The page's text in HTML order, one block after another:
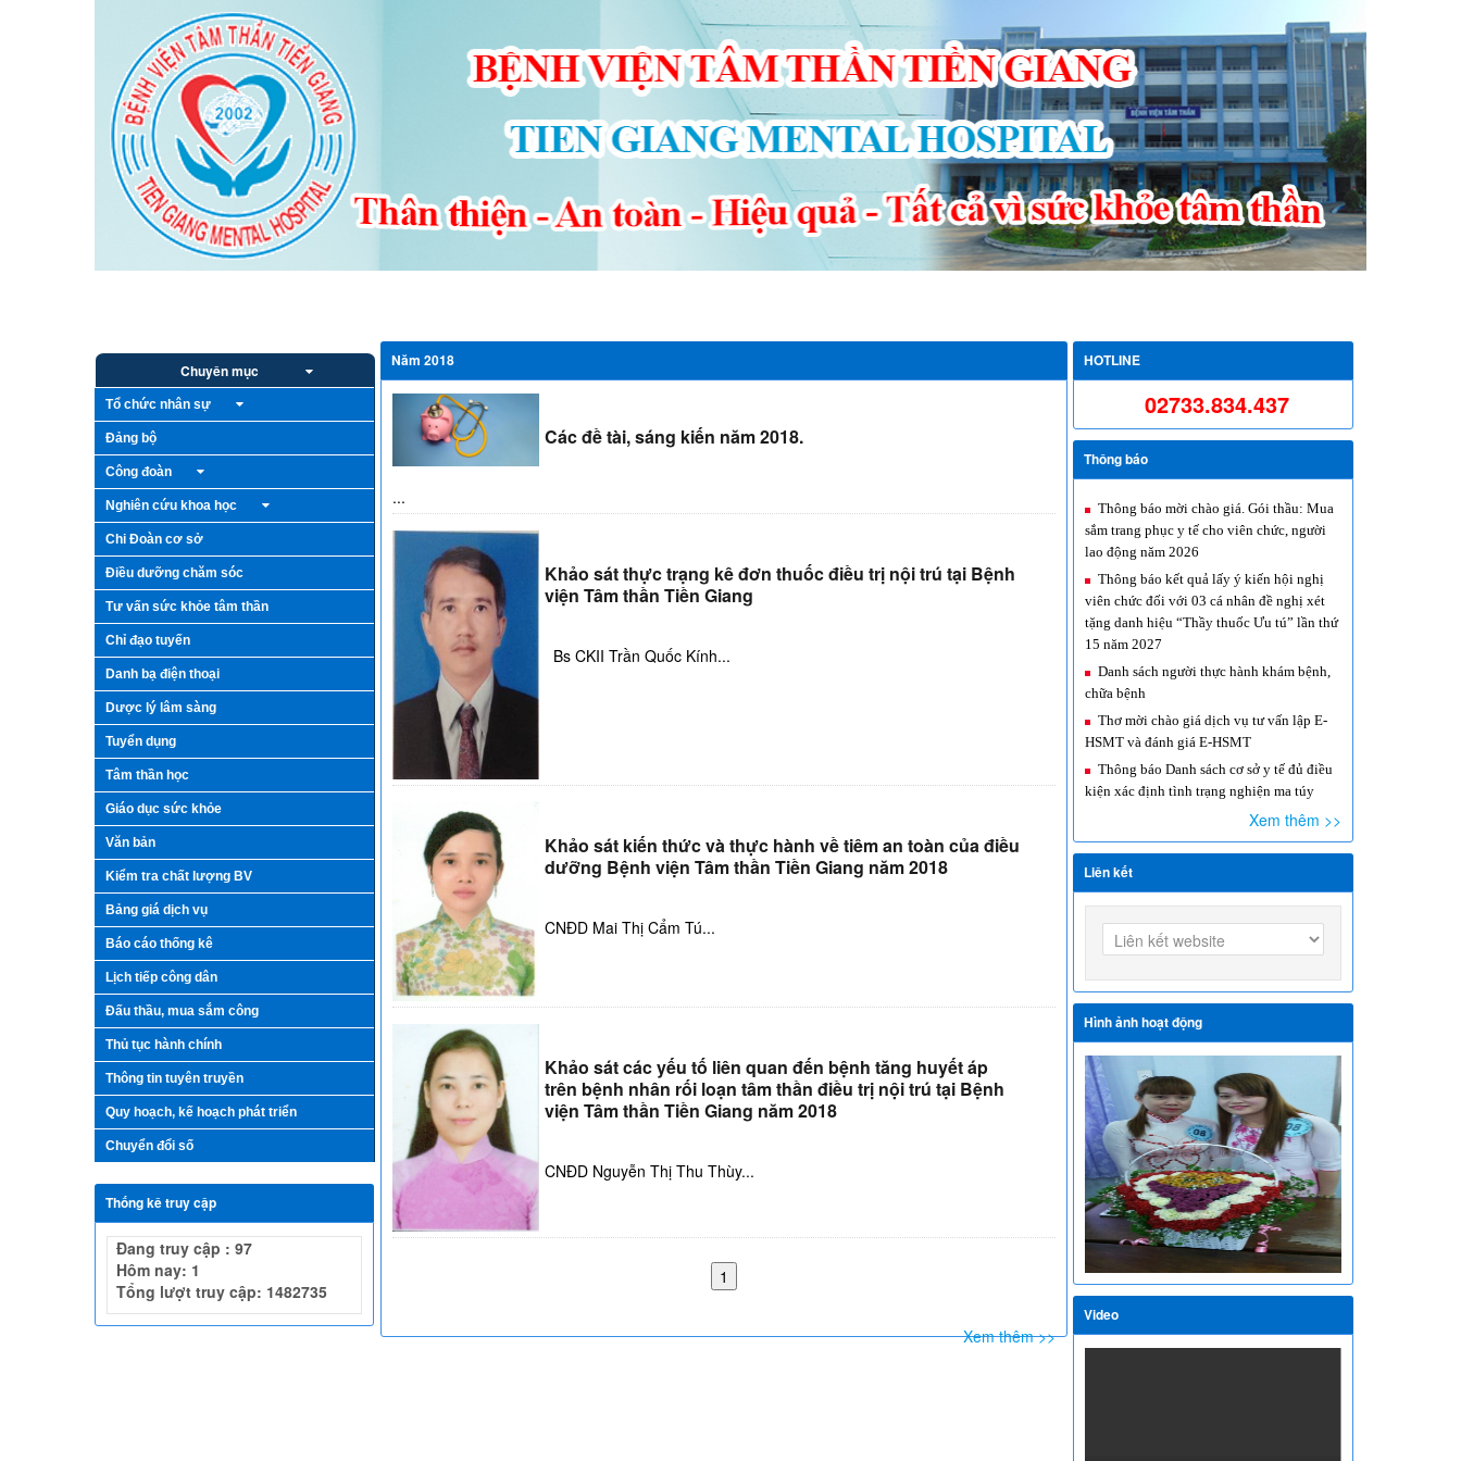
Chuyên mục
Tổ chức nhân sự
Đảng bộ
Công đoàn
Nghiên cứu khoa học
Chi Đoàn cơ sở
Điều dưỡng chăm sóc
Tư vấn sức khỏe tâm thần
Chỉ đạo tuyến
Danh bạ điện thoại
Dược lý lâm sàng
Tuyển dụng
Tâm thần học
Giáo dục sức khỏe
Văn bản
Kiểm tra chất lượng BV
Bảng giá dịch vụ
Báo cáo thống kê
Lịch tiếp công dân
Đấu thầu, mua sắm công
Thủ tục hành chính
Thông tin tuyên truyền
Quy hoạch, kế hoạch phát triển
Chuyển đổi số
Thống kê truy cập
Đang truy cập : 97
Hôm nay: 1
Tổng lượt truy cập: 1482735
Năm 2018
Các đề tài, sáng kiến năm 2018.
...
Khảo sát thực trạng kê đơn thuốc điều trị nội trú tại Bệnh
viện Tâm thần Tiền Giang
Bs CKII Trần Quốc Kính...
Khảo sát kiến thức và thực hành về tiêm an toàn của điều
dưỡng Bệnh viện Tâm thần Tiền Giang năm 2018
CNĐD Mai Thị Cẩm Tú...
Khảo sát các yếu tố liên quan đến bệnh tăng huyết áp
trên bệnh nhân rối loạn tâm thần điều trị nội trú tại Bệnh
viện Tâm thần Tiền Giang năm 2018
CNĐD Nguyễn Thị Thu Thùy...
Xem thêm >>
HOTLINE
02733.834.437
Thông báo
Thông báo mời chào giá. Gói thầu: Mua
sắm trang phục y tế cho viên chức, người
lao động năm 2026
Thông báo kết quả lấy ý kiến hội nghị
viên chức đối với 03 cá nhân đề nghị xét
tặng danh hiệu “Thầy thuốc Ưu tú” lần thứ
15 năm 2027
Danh sách người thực hành khám bệnh,
chữa bệnh
Thơ mời chào giá dịch vụ tư vấn lập E-
HSMT và đánh giá E-HSMT
Thông báo Danh sách cơ sở y tế đủ điều
kiện xác định tình trạng nghiện ma túy
Xem thêm >>
Liên kết
Hình ảnh hoạt động
Video